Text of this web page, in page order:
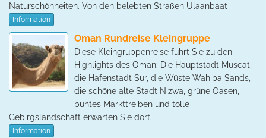
Naturschönheiten. Von den belebten Straßen Ulaanbaat
Information
Oman Rundreise Kleingruppe
Diese Kleingruppenreise führt Sie zu den
Highlights des Oman: Die Hauptstadt Muscat,
die Hafenstadt Sur, die Wüste Wahiba Sands,
die schöne alte Stadt Nizwa, grüne Oasen,
buntes Markttreiben und tolle
Gebirgslandschaft erwarten Sie dort.
Information